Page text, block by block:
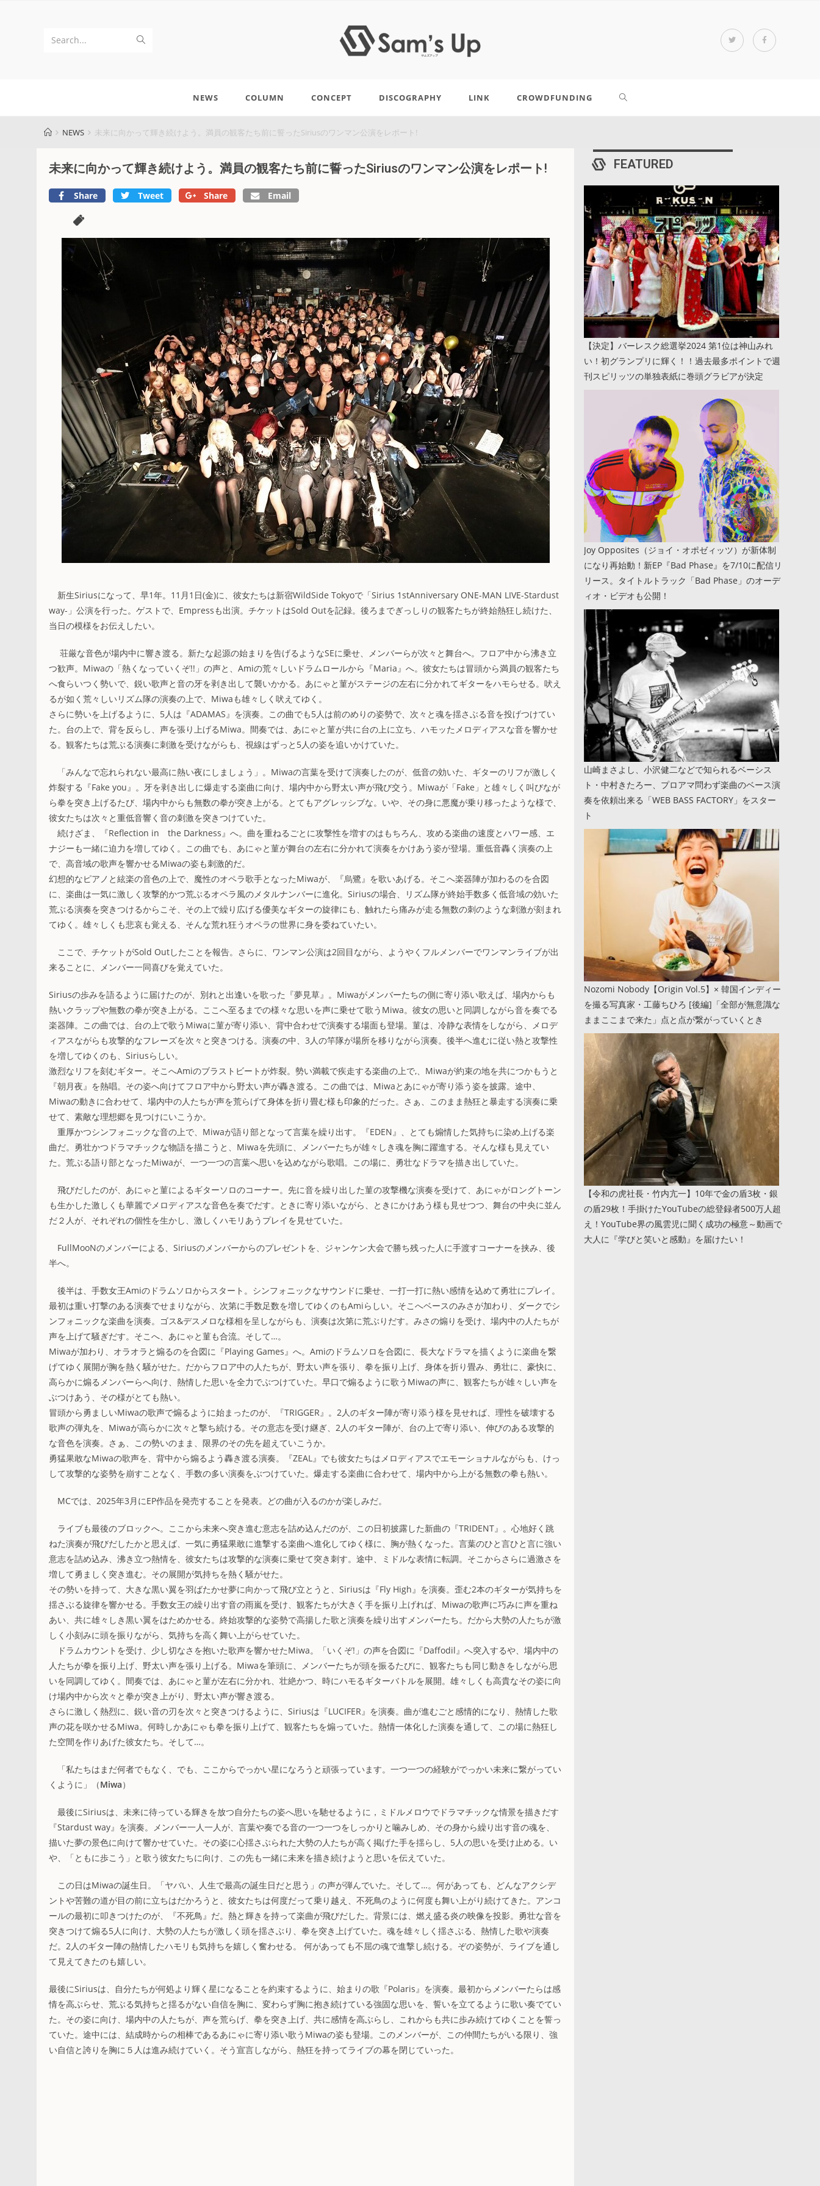
Search...
NEWS COLUMN CONCEPT DISCOGRAPHY LINK CROWDFUNDING
NEWS 未来に向かって輝き続けよう。満員の観客たち前に誓ったSiriusのワンマン公演をレポート!
未来に向かって輝き続けよう。満員の観客たち前に誓ったSiriusのワンマン公演をレポート!
Share Tweet Share Email
新生Siriusになって、早1年。11月1日(金)に、彼女たちは新宿WildSide Tokyoで「Sirius 1stAnniversary ONE-MAN LIVE-Stardust
way-」公演を行った。ゲストで、Empressも出演。チケットはSold Outを記録。後ろまでぎっしりの観客たちが終始熱狂し続けた、
当日の模様をお伝えしたい。
荘厳な音色が場内中に響き渡る。新たな起源の始まりを告げるようなSEに乗せ、メンバーらが次々と舞台へ。フロア中から沸き立
つ歓声。Miwaの「熱くなっていくぞ!!」の声と、Amiの荒々しいドラムロールから『Maria』へ。彼女たちは冒頭から満員の観客たち
へ食らいつく勢いで、鋭い歌声と音の牙を剥き出して襲いかかる。あにゃと菫がステージの左右に分かれてギターをハモらせる。吠え
るが如く荒々しいリズム隊の演奏の上で、Miwaも雄々しく吠えてゆく。
さらに勢いを上げるように、5人は『ADAMAS』を演奏。この曲でも5人は前のめりの姿勢で、次々と魂を揺さぶる音を投げつけてい
た。台の上で、背を反らし、声を張り上げるMiwa。間奏では、あにゃと菫が共に台の上に立ち、ハモッたメロディアスな音を響かせ
る。観客たちは荒ぶる演奏に刺激を受けながらも、視線はずっと5人の姿を追いかけていた。
「みんなで忘れられない最高に熱い夜にしましょう」。Miwaの言葉を受けて演奏したのが、低音の効いた、ギターのリフが激しく
炸裂する『Fake you』。牙を剥き出しに爆走する楽曲に向け、場内中から野太い声が飛び交う。Miwaが「Fake」と雄々しく叫びなが
ら拳を突き上げるたび、場内中からも無数の拳が突き上がる。とてもアグレッシブな。いや、その身に悪魔が乗り移ったような様で、
彼女たちは次々と重低音響く音の刺激を突きつけていた。
続けざま、『Reflection in the Darkness』へ。曲を重ねるごとに攻撃性を増すのはもちろん、攻める楽曲の速度とハワー感、エ
ナジーも一緒に迫力を増してゆく。この曲でも、あにゃと菫が舞台の左右に分かれて演奏をかけあう姿が登場。重低音轟く演奏の上
で、高音域の歌声を響かせるMiwaの姿も刺激的だ。
幻想的なピアノと絃楽の音色の上で、魔性のオペラ歌手となったMiwaが、『烏鷺』を歌いあげる。そこへ楽器陣が加わるのを合図
に、楽曲は一気に激しく攻撃的かつ荒ぶるオペラ風のメタルナンバーに進化。Siriusの場合、リズム隊が終始手数多く低音域の効いた
荒ぶる演奏を突きつけるからこそ、その上で繰り広げる優美なギターの旋律にも、触れたら痛みが走る無数の刺のような刺激が刻まれ
てゆく。雄々しくも悲哀も覚える、そんな荒れ狂うオペラの世界に身を委ねていたい。
ここで、チケットがSold Outしたことを報告。さらに、ワンマン公演は2回目ながら、ようやくフルメンバーでワンマンライブが出
来ることに、メンバー一同喜びを覚えていた。
Siriusの歩みを語るように届けたのが、別れと出逢いを歌った『夢見草』。Miwaがメンバーたちの側に寄り添い歌えば、場内からも
熱いクラップや無数の拳が突き上がる。ここへ至るまでの様々な思いを声に乗せて歌うMiwa。彼女の思いと同調しながら音を奏でる
楽器陣。この曲では、台の上で歌うMiwaに菫が寄り添い、背中合わせで演奏する場面も登場。菫は、冷静な表情をしながら、メロデ
ィアスながらも攻撃的なフレーズを次々と突きつける。演奏の中、3人の竿隊が場所を移りながら演奏。後半へ進むに従い熱と攻撃性
を増してゆくのも、Siriusらしい。
激烈なリフを刻むギター。そこへAmiのブラストビートが炸裂。勢い満載で疾走する楽曲の上で,、Miwaが約束の地を共につかもうと
『朝月夜』を熱唱。その姿へ向けてフロア中から野太い声が轟き渡る。この曲では、Miwaとあにゃが寄り添う姿を披露。途中、
Miwaの動きに合わせて、場内中の人たちが声を荒らげて身体を折り畳む様も印象的だった。さぁ、このまま熱狂と暴走する演奏に乗
せて、素敵な理想郷を見つけにいこうか。
重厚かつシンフォニックな音の上で、Miwaが語り部となって言葉を繰り出す。『EDEN』、とても煽情した気持ちに染め上げる楽
曲だ。勇壮かつドラマチックな物語を描こうと、Miwaを先頭に、メンバーたちが雄々しき魂を胸に躍進する。そんな様も見えてい
た。荒ぶる語り部となったMiwaが、一つ一つの言葉へ思いを込めながら歌唱。この場に、勇壮なドラマを描き出していた。
飛びだしたのが、あにゃと菫によるギターソロのコーナー。先に音を繰り出した菫の攻撃機な演奏を受けて、あにゃがロングトーン
も生かした激しくも華麗でメロディアスな音色を奏でだす。ときに寄り添いながら、ときにかけあう様も見せつつ、舞台の中央に並ん
だ２人が、それぞれの個性を生かし、激しくハモリあうプレイを見せていた。
FullMooNのメンバーによる、Siriusのメンバーからのプレゼントを、ジャンケン大会で勝ち残った人に手渡すコーナーを挟み、後
半へ。
後半は、手数女王Amiのドラムソロからスタート。シンフォニックなサウンドに乗せ、一打一打に熱い感情を込めて勇壮にプレイ。
最初は重い打撃のある演奏でせまりながら、次第に手数足数を増してゆくのもAmiらしい。そこへベースのみさが加わり、ダークでシ
ンフォニックな楽曲を演奏。ゴス&デスメロな様相を呈しながらも、演奏は次第に荒ぶりだす。みさの煽りを受け、場内中の人たちが
声を上げて騒ぎだす。そこへ、あにゃと菫も合流。そして…。
Miwaが加わり、オラオラと煽るのを合図に『Playing Games』へ。Amiのドラムソロを合図に、長大なドラマを描くように楽曲を繋
げてゆく展開が胸を熱く騒がせた。だからフロア中の人たちが、野太い声を張り、拳を振り上げ、身体を折り畳み、勇壮に、豪快に、
高らかに煽るメンバーらへ向け、熱情した思いを全力でぶつけていた。早口で煽るように歌うMiwaの声に、観客たちが雄々しい声を
ぶつけあう、その様がとても熱い。
冒頭から勇ましいMiwaの歌声で煽るように始まったのが、『TRIGGER』。2人のギター陣が寄り添う様を見せれば、理性を破壊する
歌声の弾丸を、Miwaが高らかに次々と撃ち続ける。その意志を受け継ぎ、2人のギター陣が、台の上で寄り添い、伸びのある攻撃的
な音色を演奏。さぁ、この勢いのまま、限界のその先を超えていこうか。
勇猛果敢なMiwaの歌声を、背中から煽るよう轟き渡る演奏。『ZEAL』でも彼女たちはメロディアスでエモーショナルながらも、けっ
して攻撃的な姿勢を崩すことなく、手数の多い演奏をぶつけていた。爆走する楽曲に合わせて、場内中から上がる無数の拳も熱い。
MCでは、2025年3月にEP作品を発売することを発表。どの曲が入るのかが楽しみだ。
ライブも最後のブロックへ。ここから未来へ突き進む意志を詰め込んだのが、この日初披露した新曲の『TRIDENT』。心地好く跳
ねた演奏が飛びだしたかと思えば、一気に勇猛果敢に進撃する楽曲へ進化してゆく様に、胸が熱くなった。言葉のひと言ひと言に強い
意志を詰め込み、沸き立つ熱情を、彼女たちは攻撃的な演奏に乗せて突き刺す。途中、ミドルな表情に転調。そこからさらに過激さを
増して勇ましく突き進む。その展開が気持ちを熱く騒がせた。
その勢いを持って、大きな黒い翼を羽ばたかせ夢に向かって飛び立とうと、Siriusは『Fly High』を演奏。歪む2本のギターが気持ちを
揺さぶる旋律を響かせる。手数女王の繰り出す音の雨嵐を受け、観客たちが大きく手を振り上げれば、Miwaの歌声に巧みに声を重ね
あい、共に雄々しき黒い翼をはためかせる。終始攻撃的な姿勢で高揚した歌と演奏を繰り出すメンバーたち。だから大勢の人たちが激
しく小刻みに頭を振りながら、気持ちを高く舞い上がらせていた。
ドラムカウントを受け、少し切なさを抱いた歌声を響かせたMiwa。「いくぞ!」の声を合図に『Daffodil』へ突入するや、場内中の
人たちが拳を振り上げ、野太い声を張り上げる。Miwaを筆頭に、メンバーたちが頭を振るたびに、観客たちも同じ動きをしながら思
いを同調してゆく。間奏では、あにゃと菫が左右に分かれ、壮絶かつ、時にハモるギターバトルを展開。雄々しくも高貴なその姿に向
け場内中から次々と拳が突き上がり、野太い声が響き渡る。
さらに激しく熱烈に、鋭い音の刃を次々と突きつけるように、Siriusは『LUCIFER』を演奏。曲が進むごと感情的になり、熱情した歌
声の花を咲かせるMiwa。何時しかあにゃも拳を振り上げて、観客たちを煽っていた。熱情一体化した演奏を通して、この場に熱狂し
た空間を作りあげた彼女たち。そして…。
「私たちはまだ何者でもなく、でも、ここからでっかい星になろうと頑張っています。一つ一つの経験がでっかい未来に繋がってい
くように」（Miwa）
最後にSiriusは、未来に待っている輝きを放つ自分たちの姿へ思いを馳せるように，ミドルメロウでドラマチックな情景を描きだす
『Stardust way』を演奏。メンバー一人一人が、言葉や奏でる音の一つ一つをしっかりと噛みしめ、その身から繰り出す音の魂を、
描いた夢の景色に向けて響かせていた。その姿に心揺さぶられた大勢の人たちが高く掲げた手を揺らし、5人の思いを受け止める。い
や、「ともに歩こう」と歌う彼女たちに向け、この先も一緒に未来を描き続けようと思いを伝えていた。
この日はMiwaの誕生日。「ヤバい、人生で最高の誕生日だと思う」の声が弾んでいた。そして…。何があっても、どんなアクシデ
ントや苦難の道が目の前に立ちはだかろうと、彼女たちは何度だって乗り越え、不死鳥のように何度も舞い上がり続けてきた。アンコ
ールの最初に叩きつけたのが、『不死鳥』だ。熱と輝きを持って楽曲が飛びだした。背景には、燃え盛る炎の映像を投影。勇壮な音を
突きつけて煽る5人に向け、大勢の人たちが激しく頭を揺さぶり、拳を突き上げていた。魂を雄々しく揺さぶる、熱情した歌や演奏
だ。2人のギター陣の熱情したハモリも気持ちを嬉しく奮わせる。 何があっても不屈の魂で進撃し続ける。ぞの姿勢が、ライブを通し
て見えてきたのも嬉しい。
最後にSiriusは、自分たちが何処より輝く星になることを約束するように、始まりの歌『Polaris』を演奏。最初からメンバーたらは感
情を高ぶらせ、荒ぶる気持ちと揺るがない自信を胸に、変わらず胸に抱き続けている強固な思いを、誓いを立てるように歌い奏でてい
た。その姿に向け、場内中の人たちが、声を荒らげ、拳を突き上げ、共に感情を高ぶらし、これからも共に歩み続けてゆくことを誓っ
ていた。途中には、結成時からの相棒であるあにゃに寄り添い歌うMiwaの姿も登場。このメンバーが、この仲間たちがいる限り、強
い自信と誇りを胸に５人は進み続けていく。そう宣言しながら、熱狂を持ってライブの幕を閉じていった。
FEATURED
【決定】バーレスク総選挙2024 第1位は神山みれ
い！初グランプリに輝く！！過去最多ポイントで週
刊スピリッツの単独表紙に巻頭グラビアが決定
Joy Opposites（ジョイ・オポゼィッツ）が新体制
になり再始動！新EP『Bad Phase』を7/10に配信リ
リース。タイトルトラック「Bad Phase」のオーデ
ィオ・ビデオも公開！
山崎まさよし、小沢健二などで知られるベーシス
ト・中村きたろー、プロアマ問わず楽曲のベース演
奏を依頼出来る「WEB BASS FACTORY」をスター
ト
Nozomi Nobody【Origin Vol.5】× 韓国インディー
を撮る写真家・工藤ちひろ [後編]「全部が無意識な
ままここまで来た」点と点が繋がっていくとき
【令和の虎社長・竹内亢一】10年で金の盾3枚・銀
の盾29枚！手掛けたYouTubeの総登録者500万人超
え！YouTube界の風雲児に聞く成功の極意～動画で
大人に『学びと笑いと感動』を届けたい！